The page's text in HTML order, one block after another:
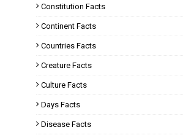
Constitution Facts
Continent Facts
Countries Facts
Creature Facts
Culture Facts
Days Facts
Disease Facts